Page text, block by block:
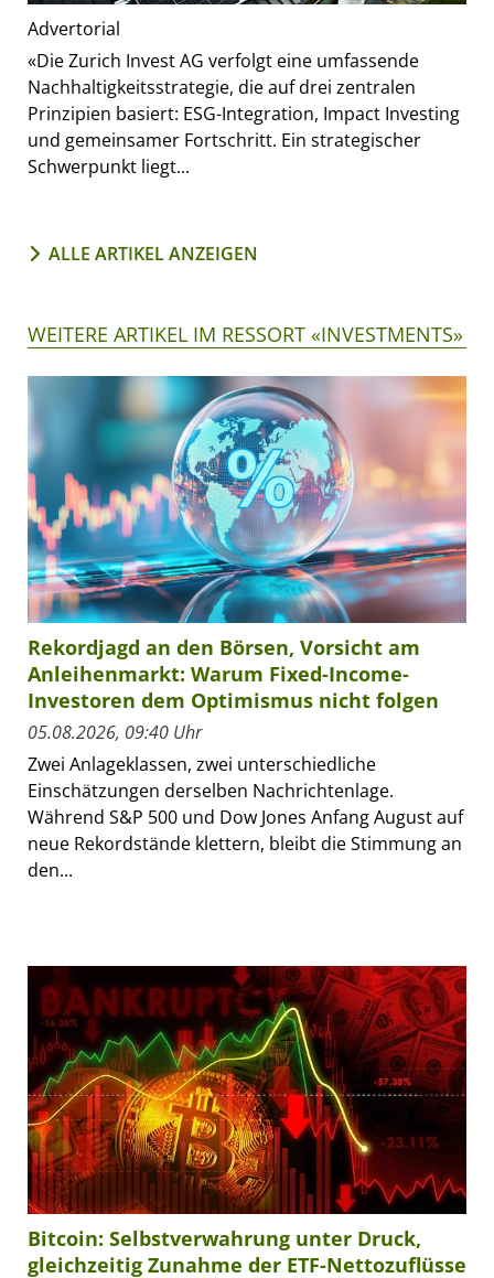
Advertorial
«Die Zurich Invest AG verfolgt eine umfassende
Nachhaltigkeitsstrategie, die auf drei zentralen
Prinzipien basiert: ESG-Integration, Impact Investing
und gemeinsamer Fortschritt. Ein strategischer
Schwerpunkt liegt...
ALLE ARTIKEL ANZEIGEN
WEITERE ARTIKEL IM RESSORT «INVESTMENTS»
Rekordjagd an den Börsen, Vorsicht am
Anleihenmarkt: Warum Fixed-Income-
Investoren dem Optimismus nicht folgen
05.08.2026, 09:40 Uhr
Zwei Anlageklassen, zwei unterschiedliche
Einschätzungen derselben Nachrichtenlage.
Während S&P 500 und Dow Jones Anfang August auf
neue Rekordstände klettern, bleibt die Stimmung an
den...
Bitcoin: Selbstverwahrung unter Druck,
gleichzeitig Zunahme der ETF-Nettozuflüsse